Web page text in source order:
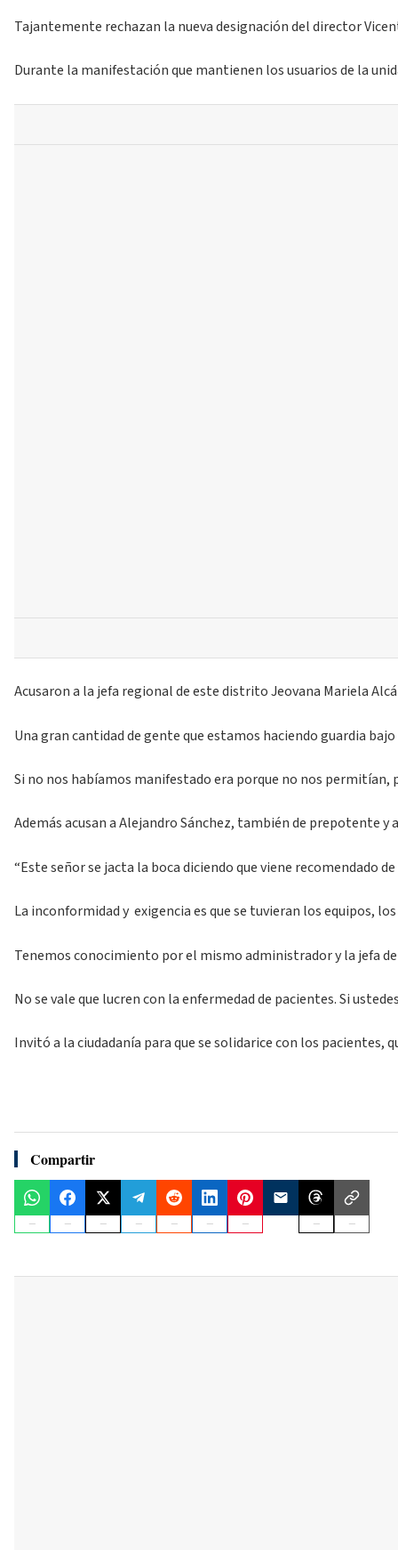
Tajantemente rechazan la nueva designación del director
Durante la manifestación que mantienen los usuarios de la
Acusaron a la jefa regional de este distrito Jeovana Mariela
Una gran cantidad de gente que estamos haciendo guardia
Si no nos habíamos manifestado era porque no nos
Además acusan a Alejandro Sánchez, también de prepotente
“Este señor se jacta la boca diciendo que viene recomendado
La inconformidad y exigencia es que se tuvieran los equipos,
Tenemos conocimiento por el mismo administrador y la jefa
No se vale que lucren con la enfermedad de pacientes. Si
Invitó a la ciudadanía para que se solidarice con los
Compartir